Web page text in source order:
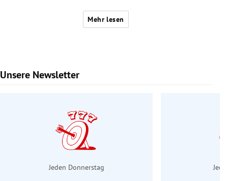
Mehr lesen
Unsere Newsletter
Slide 1 von 6
Jeden Donnerstag